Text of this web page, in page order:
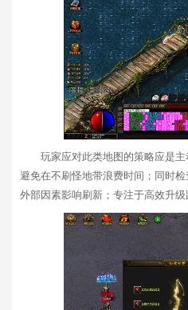
玩家应对此类地图的策略应是
避免在不刷怪地带浪费时间；同时
外部因素影响刷新；专注于高效升级